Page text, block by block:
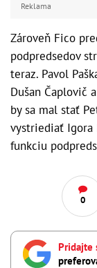
Reklama
Zároveň Fico
podpredsedov
teraz. Pavol
Dušan Čaplovič
by sa mal stať
vystriediať Igora
funkciu
0
Pridajte